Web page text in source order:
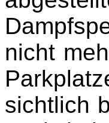
nicht
sichtlich